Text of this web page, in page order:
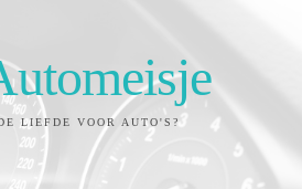
LIEFDE VOOR AUTO'S?